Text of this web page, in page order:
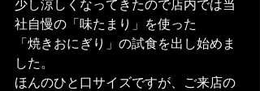
少し涼しくなってきたので店内では当
社自慢の「味たまり」を使った
「焼きおにぎり」の試食を出し始めま
した。
ほんのひと口サイズですが、ご来店の